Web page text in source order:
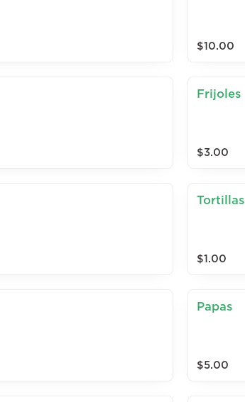
$10.00
Frijoles
$3.00
Tortillas
$1.00
Papas
$5.00